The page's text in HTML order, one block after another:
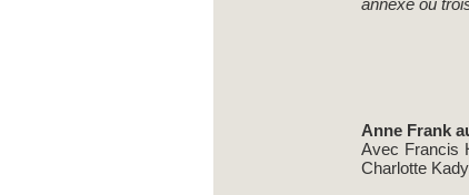
annexe où
Anne Frank
Avec Francis
Charlotte